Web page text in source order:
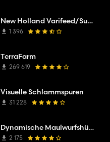
New Holland Varifeed/Superflex
1 396
TerraFarm
269 619
Visuelle Schlammspuren
31 228
Dynamische Maulwurfshügel
2 175